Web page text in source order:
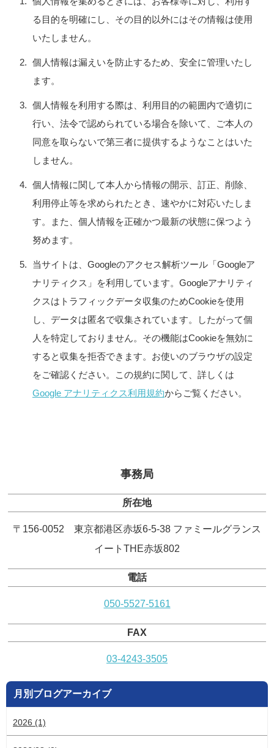
る目的を明確にし、その目的以外にはその情報は使用
いたしません。
個人情報は漏えいを防止するため、安全に管理いたし
ます。
個人情報を利用する際は、利用目的の範囲内で適切に
行い、法令で認められている場合を除いて、ご本人の
同意を取らないで第三者に提供するようなことはいた
しません。
個人情報に関して本人から情報の開示、訂正、削除、
利用停止等を求められたとき、速やかに対応いたしま
す。また、個人情報を正確かつ最新の状態に保つよう
努めます。
当サイトは、Googleのアクセス解析ツール「Googleア
ナリティクス」を利用しています。Googleアナリティ
クスはトラフィックデータ収集のためCookieを使用
し、データは匿名で収集されています。したがって個
人を特定しておりません。その機能はCookieを無効に
すると収集を拒否できます。お使いのブラウザの設定
をご確認ください。この規約に関して、詳しくは
Google アナリティクス利用規約からご覧ください。
事務局
所在地
〒156-0052 東京都港区赤坂6-5-38 ファミールグランス
イートTHE赤坂802
電話
050-5527-5161
FAX
03-4243-3505
月別ブログアーカイブ
2026 (1)